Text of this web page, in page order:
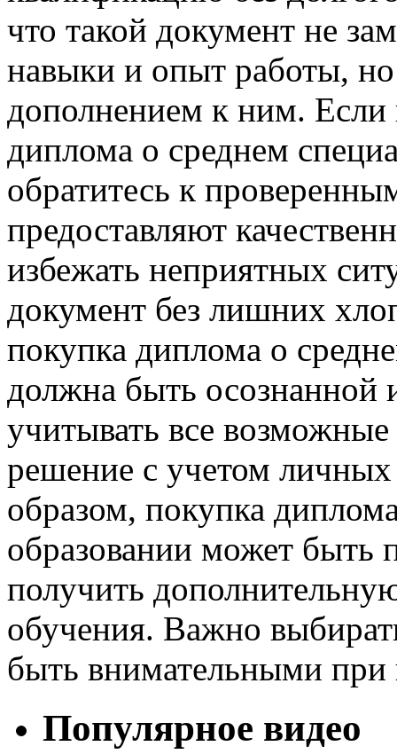
что такой документ не
навыки и опыт работы,
дополнением к ним. Если
диплома о среднем
обратитесь к
предоставляют
избежать неприятных
документ без лишних
покупка диплома о
должна быть
учитывать все
решение с учетом
образом, покупка
образовании может быть
получить
обучения. Важно
быть внимательными при
Популярное видео